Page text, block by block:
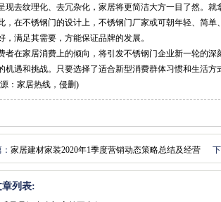
现去纹理化、去冗杂化，家居将更简洁大方一目了然。
，在不锈钢门的设计上，不锈钢门厂家或可朝年轻、简
，满足其需要，方能保证品牌的发展。
者在家居消费上的倾向，将引发不锈钢门企业新一轮的
机遇和挑战。只要选择了适合新型消费群体习惯和生活
：家居热线，侵删)
家居建材家装2020年1季度营销动态策略总结及经营
列表: